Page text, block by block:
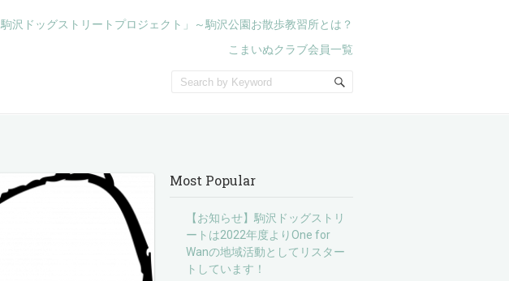
駒沢ドッグストリートプロジェクト」～駒沢公園お散歩教習所とは？
こまいぬクラブ会員一覧
Most Popular
【お知らせ】駒沢ドッグストリ
ートは2022年度よりOne for
Wanの地域活動としてリスター
トしています！